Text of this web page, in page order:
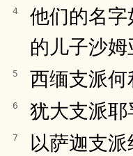
4
他们的名
的儿子沙姆
5 西缅支派何
6 犹大支派耶
7 以萨迦支派